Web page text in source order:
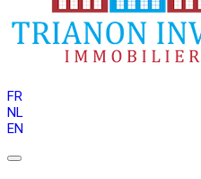
FR
NL
EN